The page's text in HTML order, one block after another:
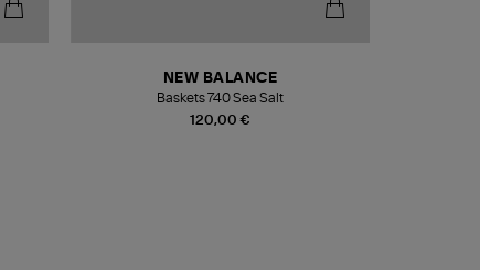
120,00 €
NEW BALANCE
Baskets 740 Sea Salt